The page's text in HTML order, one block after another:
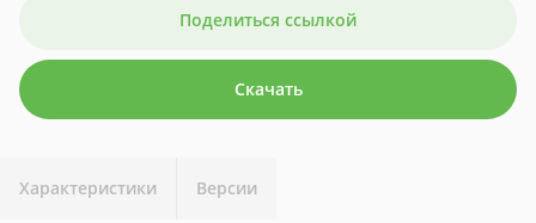
Поделиться ссылкой
Скачать
Характеристики Версии